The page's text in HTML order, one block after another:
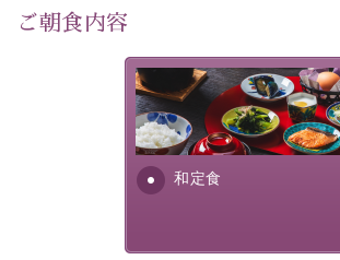
■内容&特典■
・露天風呂付き客室のご利用
・朝夕個室料亭で個室食
・諏訪大社4社を巡る無料参拝バス（事
・館内着をご用意
・就寝用パジャマをご用意
・環境に配慮したアメニティをご用意
ご朝食内容
和定食
さっぱりとした和食膳に
れる食材は、諏訪の名産
ふんだんに取り入れ、安
安全を心掛けた長野県産...